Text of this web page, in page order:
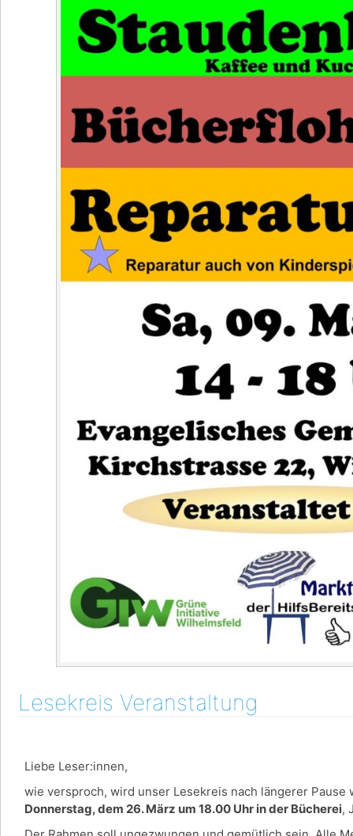
Lesekreis Veranstaltung
Liebe Leser:innen,
wie versproch, wird unser Lesekreis nach längerer
Donnerstag, dem 26. März um 18.00 Uhr in der Bücherei,